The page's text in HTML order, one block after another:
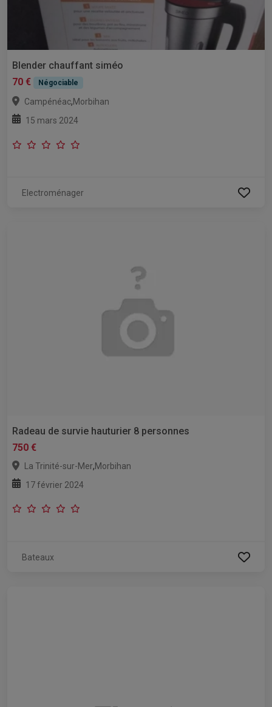
Blender chauffant siméo
70 €
Négociable
Campénéac,Morbihan
15 mars 2024
Electroménager
Radeau de survie hauturier 8 personnes
750 €
La Trinité-sur-Mer,Morbihan
17 février 2024
Bateaux